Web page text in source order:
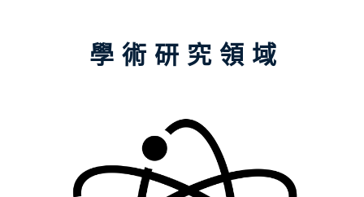
學術研究領域